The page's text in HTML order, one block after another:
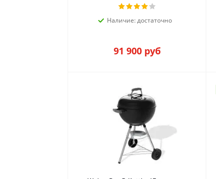
Наличие: достаточно
91 900 руб